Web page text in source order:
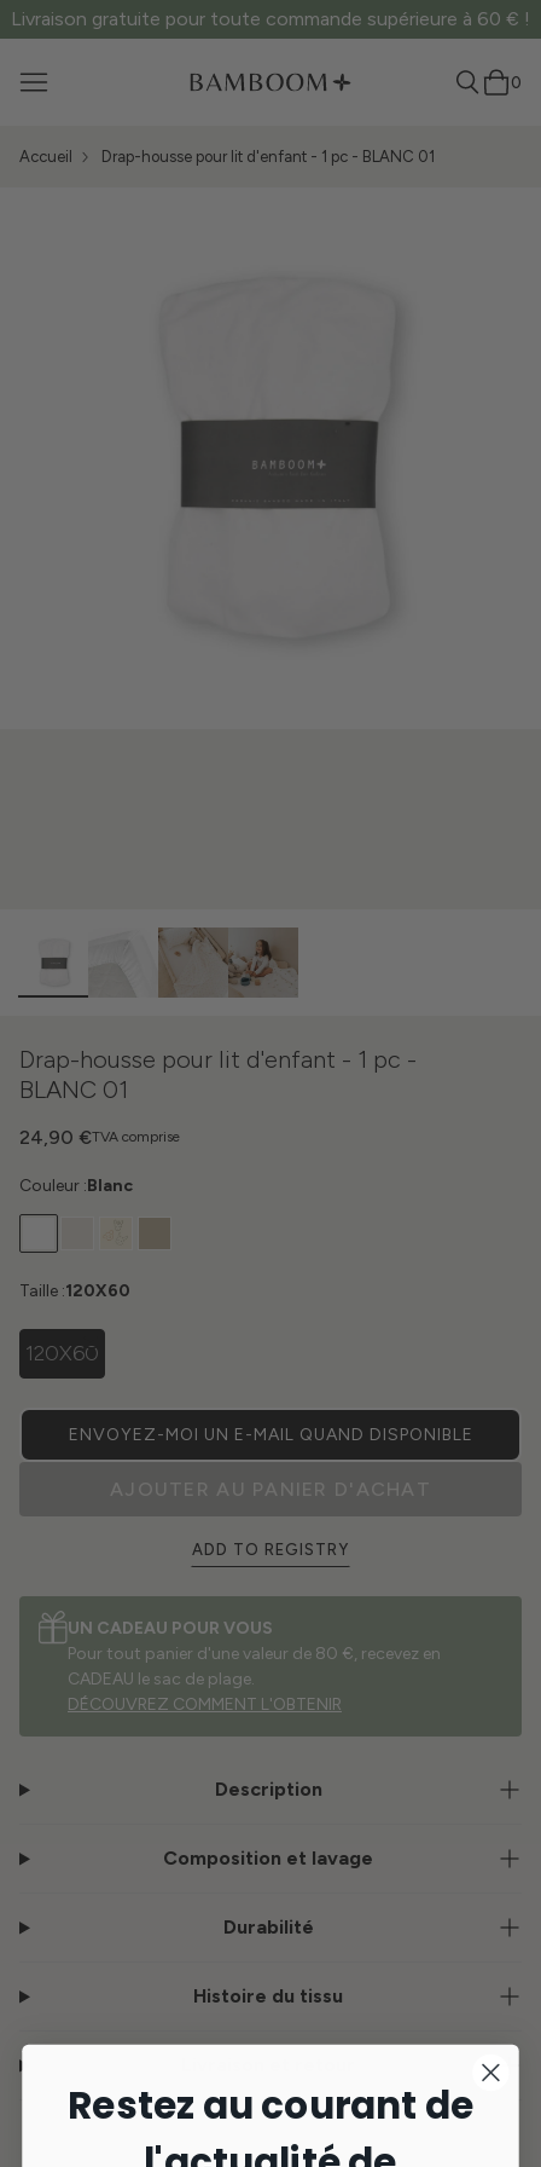
Livraison gratuite pour toute commande supérieure à 60 € !
0
Accueil Drap-housse pour lit d'enfant - 1 pc - BLANC 01
Drap-housse pour lit d'enfant - 1 pc -
BLANC 01
TVA comprise
24,90 €
Couleur :Blanc
Taille :120X60
120X60
ENVOYEZ-MOI UN E-MAIL QUAND DISPONIBLE
AJOUTER AU PANIER D'ACHAT
ADD TO REGISTRY
UN CADEAU POUR VOUS
Pour tout panier d'une valeur de 80 €, recevez en
CADEAU le sac de plage.
DÉCOUVREZ COMMENT L'OBTENIR
Description
Composition et lavage
Durabilité
Histoire du tissu
Restez au courant de